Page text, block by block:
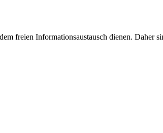
freien Informationsaustausch dienen. Daher